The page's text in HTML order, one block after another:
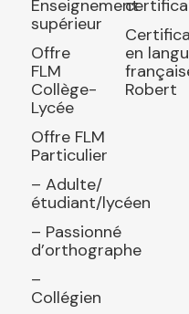
Enseignement
supérieur
Offre
FLM
Collège-
Lycée
Offre FLM
Particulier
– Adulte/
étudiant/lycéen
– Passionné
d’orthographe
–
Collégien
en
Robert